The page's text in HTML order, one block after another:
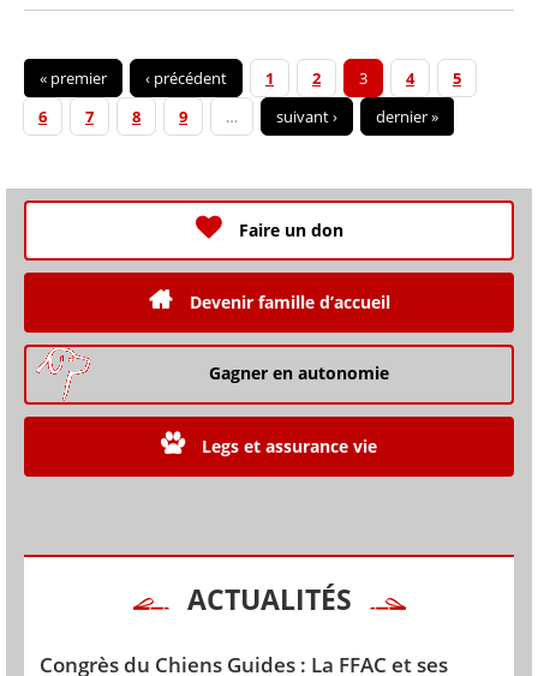
« premier ‹ précédent 1 2 3 4
5
6
7 8 9 … suivant › dernier »
Faire un don
Devenir famille d’accueil
Gagner en autonomie
Legs et assurance vie
ACTUALITÉS
Congrès du Chiens Guides : La FFAC et ses